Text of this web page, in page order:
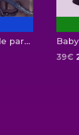
Reina Alien Escultura de pared 1:2 Hollywood Collectibles
39€